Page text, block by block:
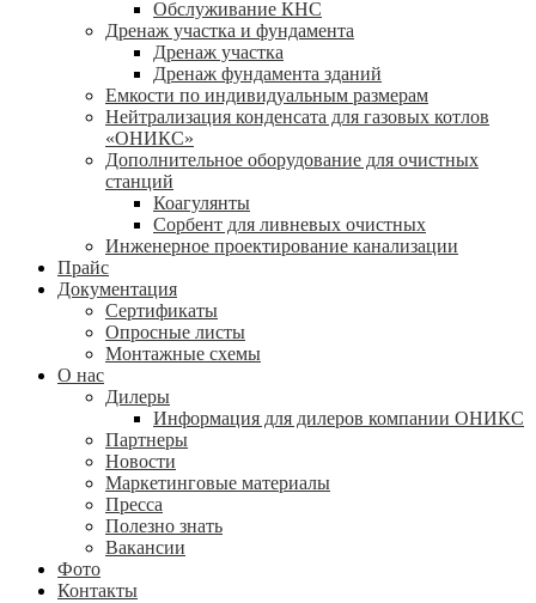
Обслуживание КНС
Дренаж участка и фундамента
Дренаж участка
Дренаж фундамента зданий
Емкости по индивидуальным размерам
Нейтрализация конденсата для газовых котлов
«ОНИКС»
Дополнительное оборудование для очистных
станций
Коагулянты
Сорбент для ливневых очистных
Инженерное проектирование канализации
Прайс
Документация
Сертификаты
Опросные листы
Монтажные схемы
О нас
Дилеры
Информация для дилеров компании ОНИКС
Партнеры
Новости
Маркетинговые материалы
Пресса
Полезно знать
Вакансии
Фото
Контакты